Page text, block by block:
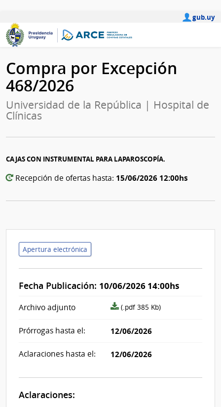
gub.uy
Compra por Excepción
468/2026
Universidad de la República | Hospital de
Clínicas
CAJAS CON INSTRUMENTAL PARA LAPAROSCOPÍA.
Recepción de ofertas hasta: 15/06/2026 12:00hs
Apertura electrónica
Fecha Publicación: 10/06/2026 14:00hs
Archivo adjunto
archivo
(.pdf 385 Kb)
Prórrogas hasta el: 12/06/2026
Aclaraciones hasta el: 12/06/2026
Aclaraciones: